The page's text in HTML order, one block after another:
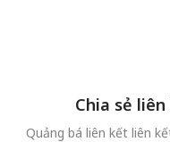
Chia sẻ
Quảng bá liên kết liên